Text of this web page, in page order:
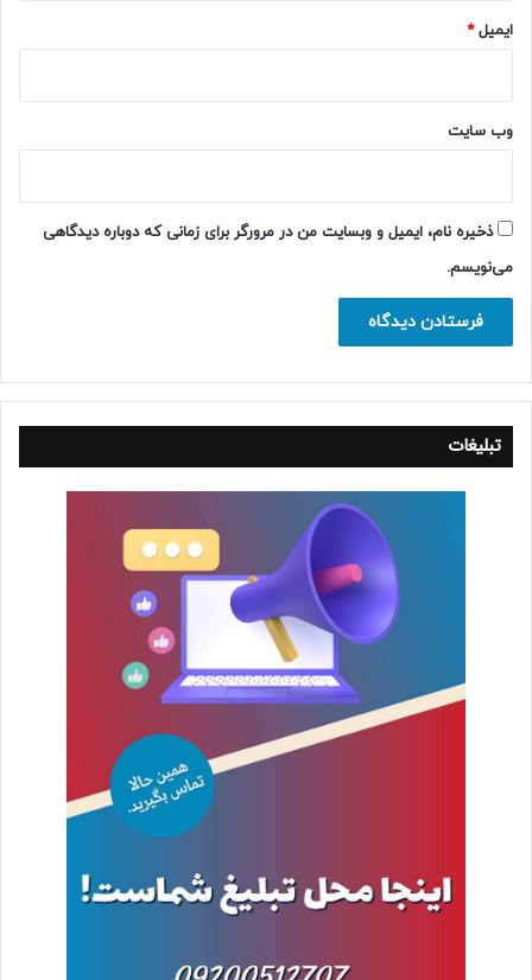
ایمیل*
وب‌ سایت
ذخیره نام، ایمیل و وبسایت من در مرورگر برای زمانی که دوباره دیدگاهی
می‌نویسم.
تبلیغات